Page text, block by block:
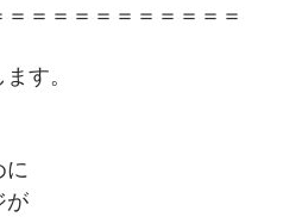
＝＝＝＝＝＝＝＝＝＝
す。
に
が